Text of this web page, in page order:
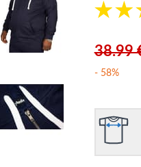
38.99
- 58%